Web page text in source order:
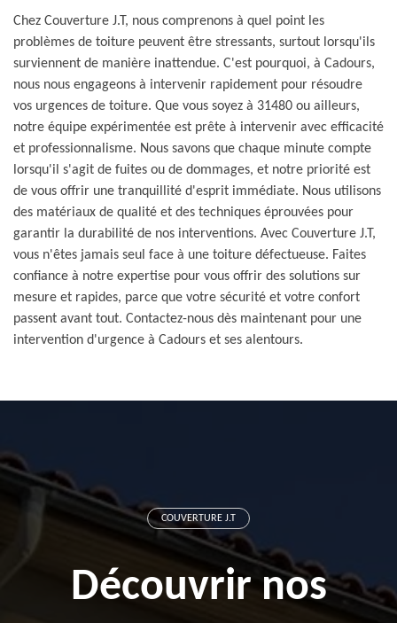
Chez Couverture J.T, nous comprenons à quel point les
problèmes de toiture peuvent être stressants, surtout lorsqu'ils
surviennent de manière inattendue. C'est pourquoi, à Cadours,
nous nous engageons à intervenir rapidement pour résoudre
vos urgences de toiture. Que vous soyez à 31480 ou ailleurs,
notre équipe expérimentée est prête à intervenir avec efficacité
et professionnalisme. Nous savons que chaque minute compte
lorsqu'il s'agit de fuites ou de dommages, et notre priorité est
de vous offrir une tranquillité d'esprit immédiate. Nous utilisons
des matériaux de qualité et des techniques éprouvées pour
garantir la durabilité de nos interventions. Avec Couverture J.T,
vous n'êtes jamais seul face à une toiture défectueuse. Faites
confiance à notre expertise pour vous offrir des solutions sur
mesure et rapides, parce que votre sécurité et votre confort
passent avant tout. Contactez-nous dès maintenant pour une
intervention d'urgence à Cadours et ses alentours.
COUVERTURE J.T
Découvrir nos